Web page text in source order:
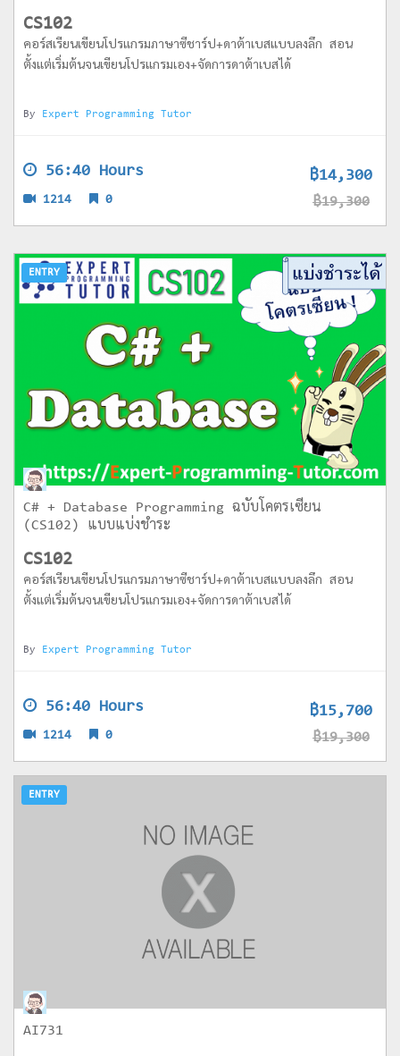
CS102
คอร์สเรียนเขียนโปรแกรมภาษาซีชาร์ป+ดาต้าเบสแบบลงลึก สอน
ตั้งแต่เริ่มต้นจนเขียนโปรแกรมเอง+จัดการดาต้าเบสได้
By Expert Programming Tutor
56:40 Hours ฿14,300
฿19,300
1214 0
ENTRY
C# + Database Programming ฉบับโคตรเซียน
(CS102) แบบแบ่งชำระ
CS102
คอร์สเรียนเขียนโปรแกรมภาษาซีชาร์ป+ดาต้าเบสแบบลงลึก สอน
ตั้งแต่เริ่มต้นจนเขียนโปรแกรมเอง+จัดการดาต้าเบสได้
By Expert Programming Tutor
56:40 Hours ฿15,700
฿19,300
1214 0
ENTRY
AI731